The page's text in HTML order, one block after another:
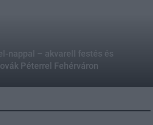
nappal – akvarell festés és
Péterrel Fehérváron